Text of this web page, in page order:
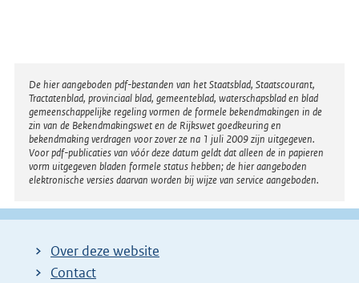
Disclaimer
De hier aangeboden pdf-bestanden van het Staatsblad, Staatscourant,
Tractatenblad, provinciaal blad, gemeenteblad, waterschapsblad en blad
gemeenschappelijke regeling vormen de formele bekendmakingen in de
zin van de Bekendmakingswet en de Rijkswet goedkeuring en
bekendmaking verdragen voor zover ze na 1 juli 2009 zijn uitgegeven.
Voor pdf-publicaties van vóór deze datum geldt dat alleen de in papieren
vorm uitgegeven bladen formele status hebben; de hier aangeboden
elektronische versies daarvan worden bij wijze van service aangeboden.
Over deze website
Contact